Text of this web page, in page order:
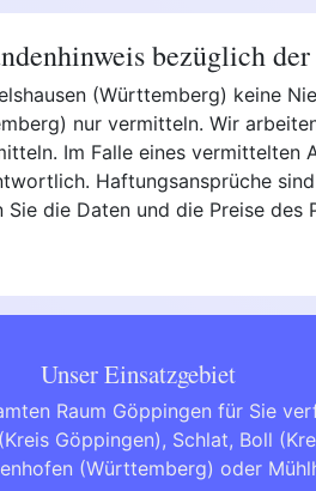
bezüglich
(Württemberg) keine
nur vermitteln. Wir
Im Falle eines
Haftungsansprüche
die Daten und die Preise
Unser Einsatzgebiet
Raum Göppingen für Sie
Göppingen), Schlat, Boll
(Württemberg) oder